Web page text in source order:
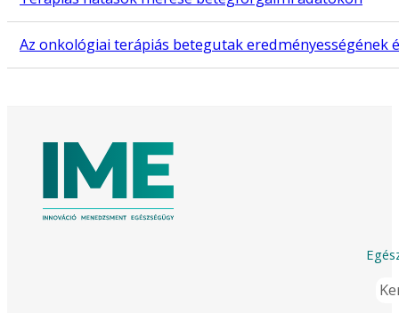
Az onkológiai terápiás betegutak eredményességének